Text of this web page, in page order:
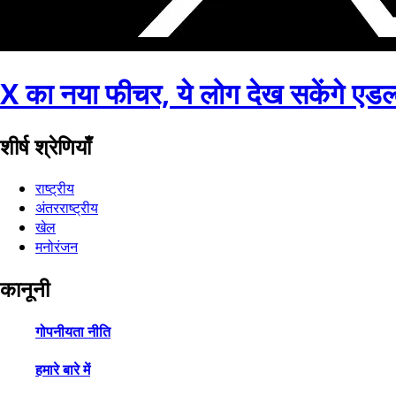
X का नया फीचर, ये लोग देख सकेंगे
शीर्ष श्रेणियाँ
राष्ट्रीय
अंतरराष्ट्रीय
खेल
मनोरंजन
कानूनी
गोपनीयता नीति
हमारे बारे में